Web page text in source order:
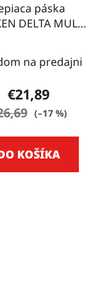
páska
DELTA MULTI
na predajni
€21,89
(–17 %)
KOŠÍKA